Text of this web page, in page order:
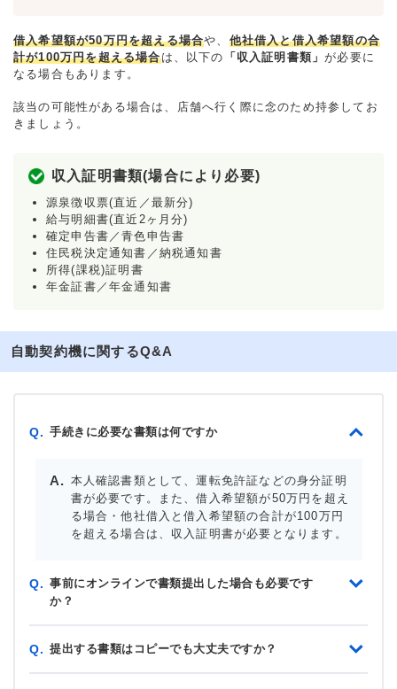
借入希望額が50万円を超える場合や、 他社借入と借入希望額の合
計が100万円を超える場合は、以下の 「収入証明書類」が必要に
なる場合もあります。
該当の可能性がある場合は、店舗へ行く際に念のため持参してお
きましょう。
収入証明書類(場合により必要)
源泉徴収票(直近／最新分)
給与明細書(直近2ヶ月分)
確定申告書／青色申告書
住民税決定通知書／納税通知書
所得(課税)証明書
年金証書／年金通知書
自動契約機に関するQ&A
Q. 手続きに必要な書類は何ですか
本人確認書類として、運転免許証などの身分証明
書が必要です。また、借入希望額が50万円を超え
る場合・他社借入と借入希望額の合計が100万円
を超える場合は、収入証明書が必要となります。
Q. 事前にオンラインで書類提出した場合も必要です
か？
Q. 提出する書類はコピーでも大丈夫ですか？